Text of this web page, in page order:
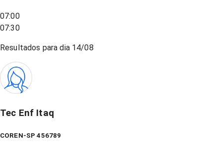
07:00
07:30
Resultados para dia 14/08
Tec Enf Itaq
COREN-SP 456789